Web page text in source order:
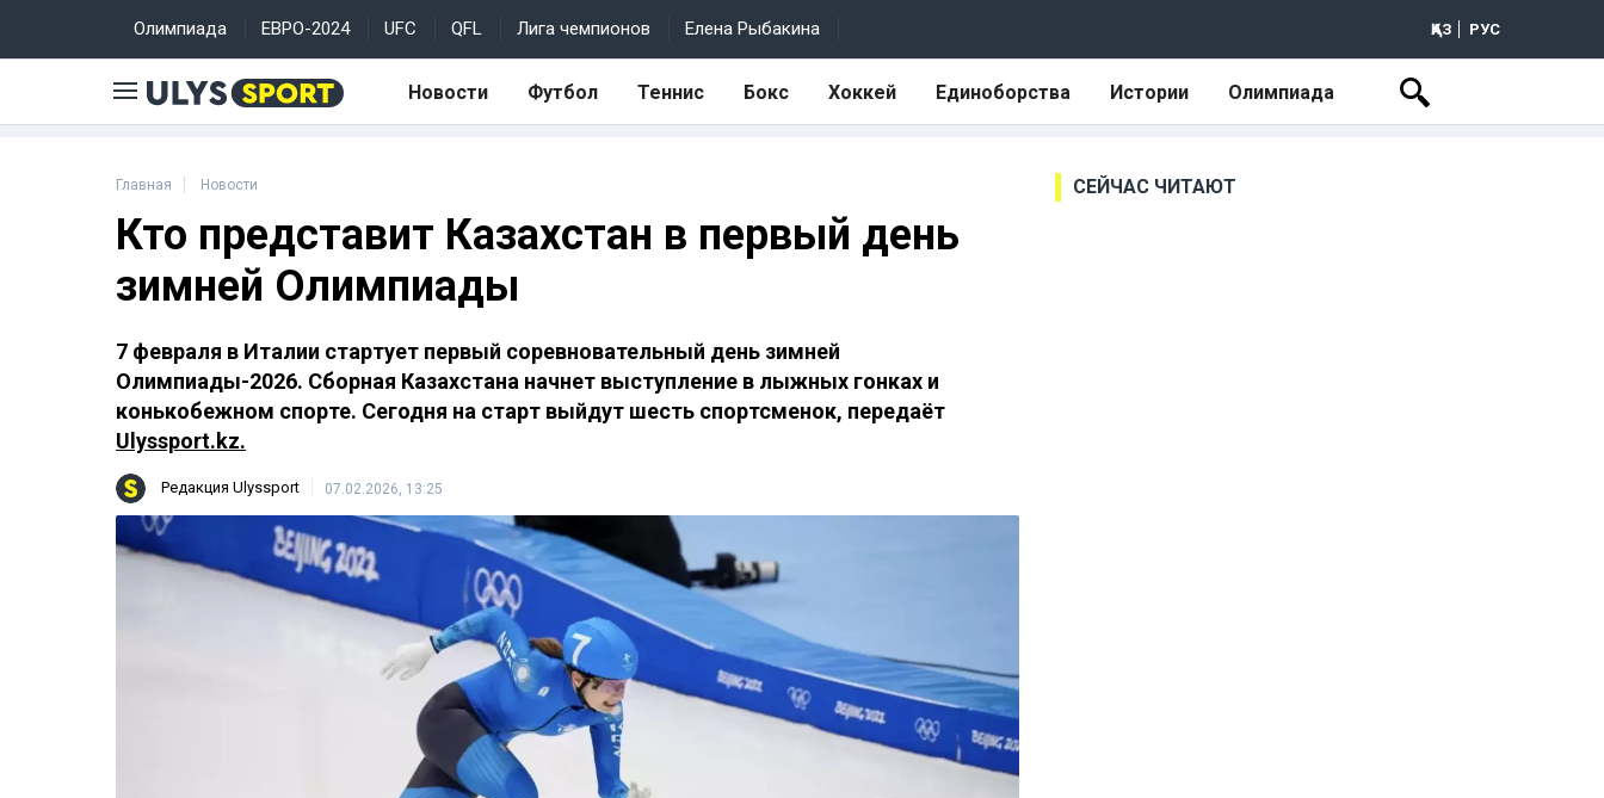
Олимпиада ЕВРО-2024 UFC QFL Лига чемпионов Елена Рыбакина ҚАЗ РУС
Новости Футбол Теннис Бокс Хоккей Единоборства Истории Олимпиада
Главная Новости
Кто представит Казахстан в первый день
зимней Олимпиады
7 февраля в Италии стартует первый соревновательный день зимней
Олимпиады-2026. Сборная Казахстана начнет выступление в лыжных гонках и
конькобежном спорте. Сегодня на старт выйдут шесть спортсменок, передаёт
Ulyssport.kz.
Редакция Ulyssport 07.02.2026, 13:25
СЕЙЧАС ЧИТАЮТ